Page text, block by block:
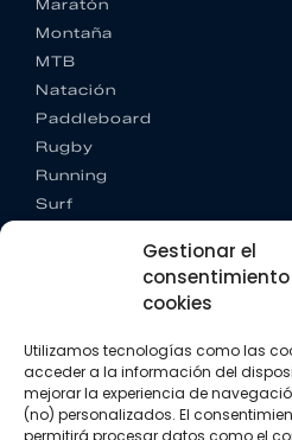
Gestionar el
cookies
Utilizamos tecnologías como las
acceder a la información del
mejorar la experiencia de
(no) personalizados. El
permitirá procesar datos como el
Maratón
Montaña
MTB
Natación
Paddleboard
Rugby
Running
Surf
CONTACTO
+34 662 342 177
info@vkssport.com
SÍGUENOS